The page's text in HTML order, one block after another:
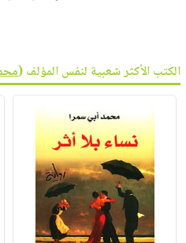
الكتب الأكثر شعبية لنفس المؤلف (